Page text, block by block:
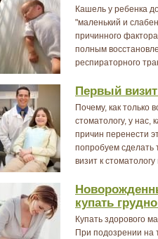
Кашель у ребенка
"маленький и
причинного
полным
респираторного
Первый
Почему, как только
стоматологу, у нас,
причин перенести
попробуем сделать
визит к
купать
Купать здорового
При подозрении на